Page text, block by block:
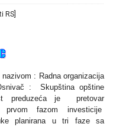
RS]
: Radna organizacija
:
Skupština opštine
preduzeća je pretovar
prvom fazom investicije
planirana u tri faze sa